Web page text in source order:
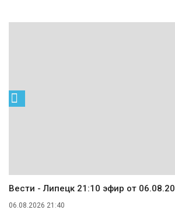
Вести - Липецк 21:10 эфир от
06.08.2026 21:40